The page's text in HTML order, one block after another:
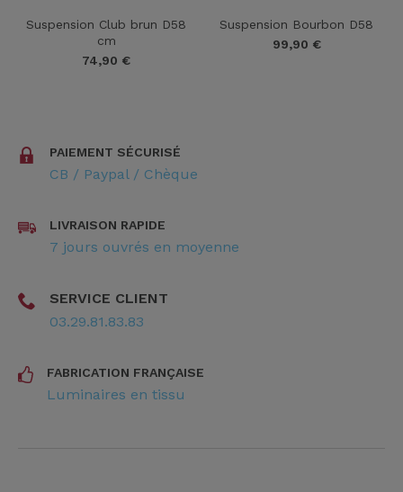
Suspension Club brun D58
cm
74,90 €
Suspension Bourbon D58
99,90 €
PAIEMENT SÉCURISÉ
CB / Paypal / Chèque
LIVRAISON RAPIDE
7 jours ouvrés en moyenne
SERVICE CLIENT
03.29.81.83.83
FABRICATION FRANÇAISE
Luminaires en tissu